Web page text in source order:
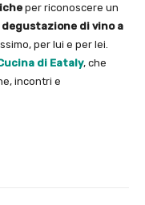
per riconoscere un
degustazione di vino a
per lui e per lei.
di Eataly, che
incontri e